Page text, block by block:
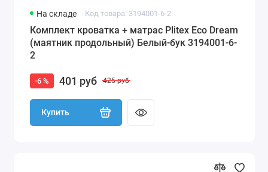
На складе Код товара: 3194001-6-2
Комплект кроватка + матрас Plitex Eco Dream
(маятник продольный) Белый-бук 3194001-6-
2
-6 % 401 руб 425 руб
Купить